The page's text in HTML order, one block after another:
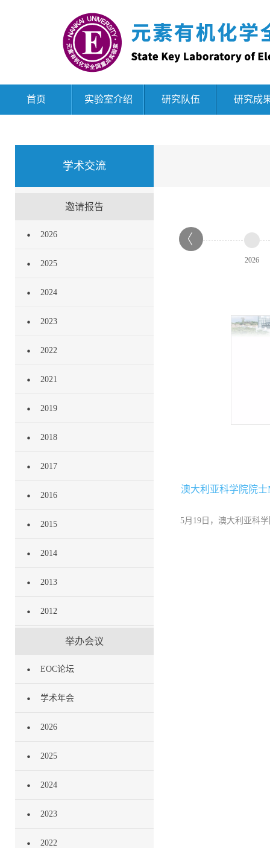
首页 实验室介绍 研究队伍 研究成
学术交流
邀请报告
2026
2025
2024
2023
2022
2021
2019
2018
2017
2016
2015
2014
2013
2012
举办会议
EOC论坛
学术年会
2026
2025
2024
2023
2022
2026
澳大利亚科学院院士
5月19日，澳大利亚科